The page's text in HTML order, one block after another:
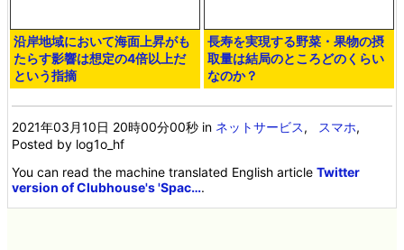
沿岸地域において海面上昇がも
たらす影響は想定の4倍以上だ
という指摘
長寿を実現する野菜・果物の摂
取量は結局のところどのくらい
なのか？
2021年03月10日 20時00分00秒 in ネットサービス, スマホ,
Posted by log1o_hf
You can read the machine translated English articleTwitter
version of Clubhouse's 'Spac….